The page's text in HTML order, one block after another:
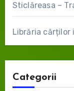
Sticlăreasa –
Librăria cărților
Categorii